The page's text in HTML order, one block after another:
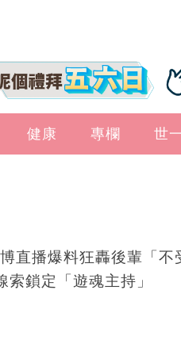
健康 專欄 世
直播爆料狂轟後輩「不
索鎖定「遊魂主持」